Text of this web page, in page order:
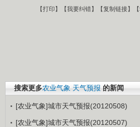
【打印 】【我要纠错】【复制链接】【
搜索更多农业气象 天气预报 的新闻
[农业气象]城市天气预报(20120508)
[农业气象]城市天气预报(20120507)